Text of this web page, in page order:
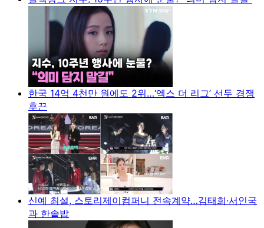
한국 14억 4천만 원에도 2위…‘엑스 더 리그’ 선두 경쟁
후끈
신예 최설, 스토리제이컴퍼니 전속계약…김태희·서인국
과 한솥밥